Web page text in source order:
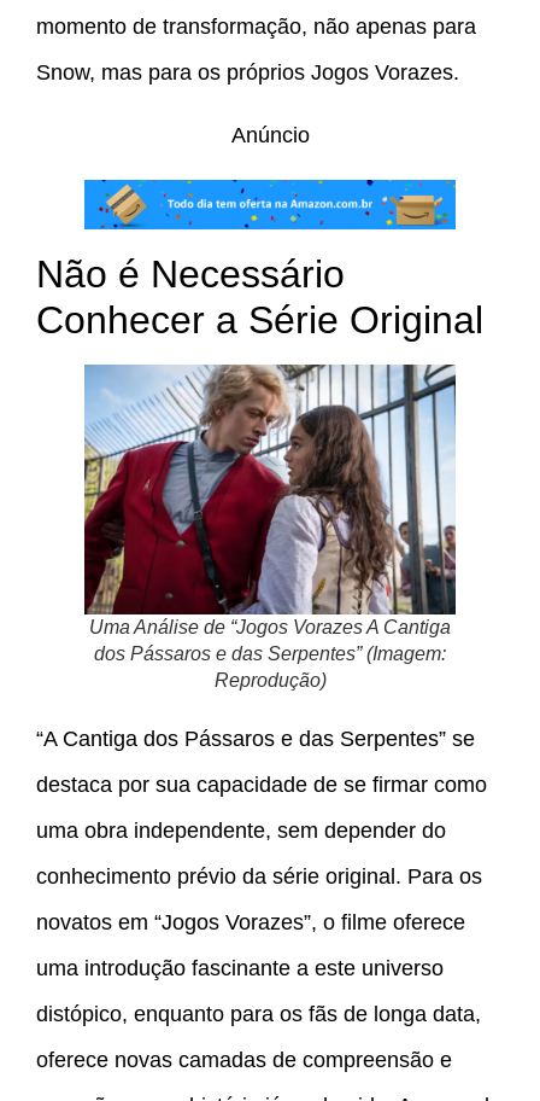
momento de transformação, não apenas para
Snow, mas para os próprios Jogos Vorazes.
Anúncio
Não é Necessário
Conhecer a Série Original
Uma Análise de “Jogos Vorazes A Cantiga
dos Pássaros e das Serpentes” (Imagem:
Reprodução)
“A Cantiga dos Pássaros e das Serpentes” se
destaca por sua capacidade de se firmar como
uma obra independente, sem depender do
conhecimento prévio da série original. Para os
novatos em “Jogos Vorazes”, o filme oferece
uma introdução fascinante a este universo
distópico, enquanto para os fãs de longa data,
oferece novas camadas de compreensão e